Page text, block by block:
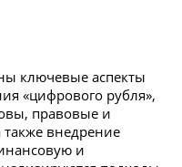
ключевые аспекты
«цифрового рубля»,
правовые и
также внедрение
и